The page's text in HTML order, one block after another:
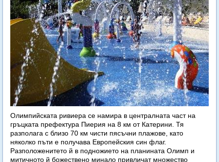
Олимпийската ривиера се намира в централната част на
гръцката префектура Пиерия на 8 км от Катерини. Тя
разполага с близо 70 км чисти пясъчни плажове, като
няколко пъти е получава Европейския син флаг.
Разположенитето й в подножието на планината Олимп и
митичното й божествено минало привличат множество